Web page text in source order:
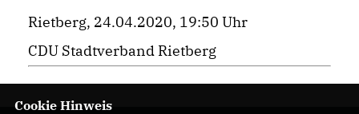
Rietberg, 24.04.2020, 19:50 Uhr
CDU Stadtverband Rietberg
Cookie Hinweis